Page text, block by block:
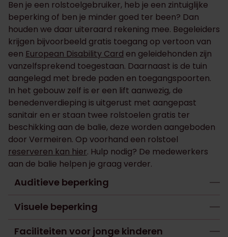
Ben je een rolstoelgebruiker, heb je een zintuiglijke
beperking of ben je minder goed ter been? Dan
houden we daar uiteraard rekening mee. Begeleiders
krijgen bijvoorbeeld gratis toegang op vertoon van
een European Disability Card en geleidehonden zijn
vanzelfsprekend toegestaan. Daarnaast is de tuin
aangelegd met brede paden en toegangspoorten.
In het gebouw zelf is er een lift aanwezig, de
benedenverdieping is uitgerust met aangepast
sanitair en er staan twee rolstoelen gratis ter
beschikking aan de balie, deze worden aangeboden
door Vermeiren. Op voorhand een rolstoel
reserveren kan hier. Hulp nodig? De medewerkers
aan de balie helpen je graag verder.
Auditieve beperking
Visuele beperking
Faciliteiten voor jonge kinderen